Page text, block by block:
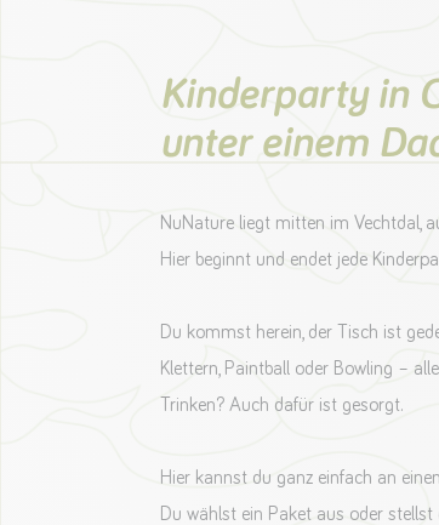
Kinderparty in
unter einem
NuNature liegt mitten im Vechtdal,
Hier beginnt und endet jede
Du kommst herein, der Tisch ist
Klettern, Paintball oder Bowling –
Trinken? Auch dafür ist gesorgt.
Hier kannst du ganz einfach an
Du wählst ein Paket aus oder